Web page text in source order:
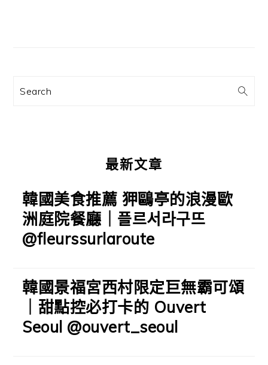
訊
Search
最新文章
韓國美食推薦 狎鷗亭的浪漫歐
洲庭院餐廳｜플르서라구뜨
@fleurssurlaroute
韓國景福宮西村限定巨無霸可頌
｜甜點控必打卡的 Ouvert
Seoul @ouvert_seoul